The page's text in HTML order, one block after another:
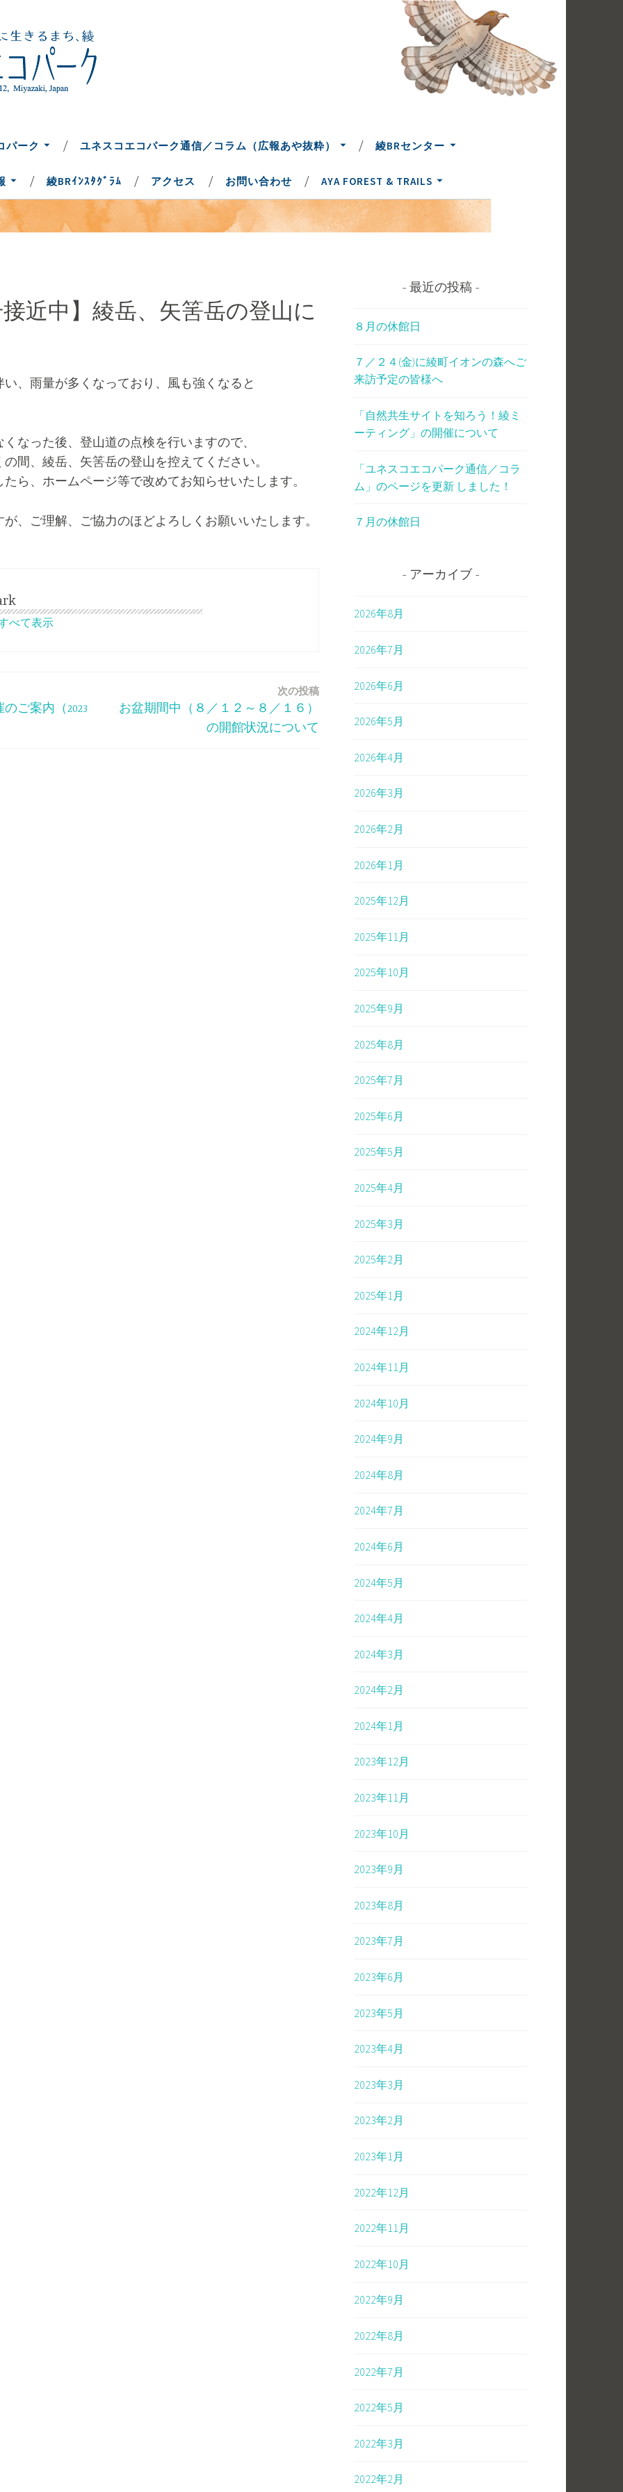
パーク ユネスコエコパーク通信／コラム（広報あや抜粋） 綾BRセンター
綾BRｲﾝｽﾀｸﾞﾗﾑ アクセス お問い合わせ AYA FOREST & TRAILS
近中】綾岳、矢筈岳の登山に
、雨量が多くなっており、風も強くなると
なった後、登山道の点検を行いますので、
間、綾岳、矢筈岳の登山を控えてください。
ら、ホームページ等で改めてお知らせいたします。
、ご理解、ご協力のほどよろしくお願いいたします。
べて表示
ご案内（2023
次の投稿
お盆期間中（８／１２～８／１６）
の開館状況について
最近の投稿
８月の休館日
７／２４(金)に綾町イオンの森へご
来訪予定の皆様へ
「自然共生サイトを知ろう！綾ミ
ーティング」の開催について
「ユネスコエコパーク通信／コラ
ム」のページを更新 しました！
７月の休館日
アーカイブ
2026年8月
2026年7月
2026年6月
2026年5月
2026年4月
2026年3月
2026年2月
2026年1月
2025年12月
2025年11月
2025年10月
2025年9月
2025年8月
2025年7月
2025年6月
2025年5月
2025年4月
2025年3月
2025年2月
2025年1月
2024年12月
2024年11月
2024年10月
2024年9月
2024年8月
2024年7月
2024年6月
2024年5月
2024年4月
2024年3月
2024年2月
2024年1月
2023年12月
2023年11月
2023年10月
2023年9月
2023年8月
2023年7月
2023年6月
2023年5月
2023年4月
2023年3月
2023年2月
2023年1月
2022年12月
2022年11月
2022年10月
2022年9月
2022年8月
2022年7月
2022年5月
2022年3月
2022年2月